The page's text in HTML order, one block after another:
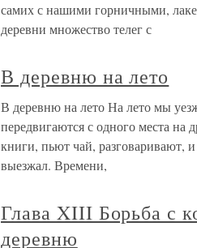
самих с нашими горничными,
деревни множество телег с
В деревню на лето
В деревню на лето На лето мы
передвигаются с одного места на
книги, пьют чай, разговаривают,
выезжал. Времени,
Глава XIII Борьба с
деревню